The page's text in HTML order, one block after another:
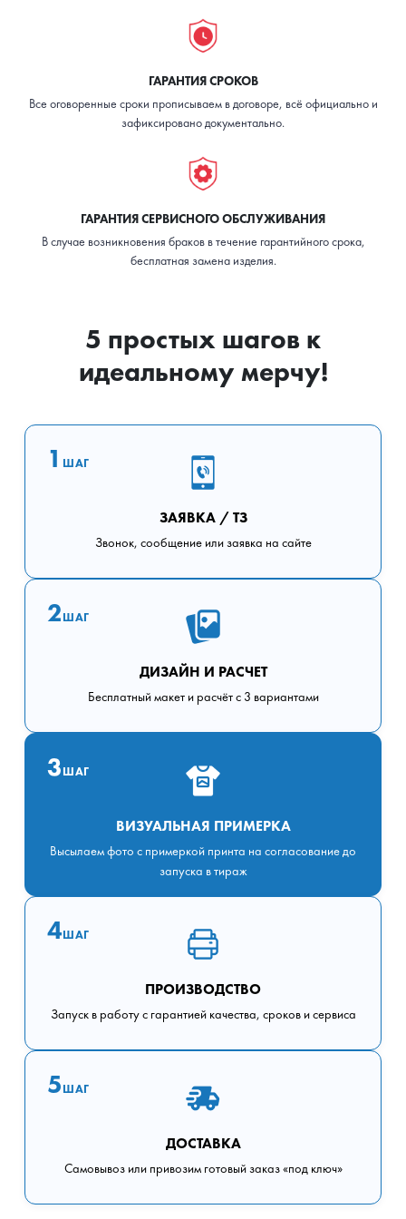
ГАРАНТИЯ СРОКОВ
Все оговоренные сроки прописываем в договоре, всё официально и
зафиксировано документально.
ГАРАНТИЯ СЕРВИСНОГО ОБСЛУЖИВАНИЯ
В случае возникновения браков в течение гарантийного срока,
бесплатная замена изделия.
5 простых шагов к
идеальному мерчу!
1 ШАГ
ЗАЯВКА / ТЗ
Звонок, сообщение или заявка на сайте
2ШАГ
ДИЗАЙН И РАСЧЕТ
Бесплатный макет и расчёт с 3 вариантами
3ШАГ
ВИЗУАЛЬНАЯ ПРИМЕРКА
Высылаем фото с примеркой принта на согласование до
запуска в тираж
4ШАГ
ПРОИЗВОДСТВО
Запуск в работу с гарантией качества, сроков и сервиса
5ШАГ
ДОСТАВКА
Самовывоз или привозим готовый заказ «под ключ»